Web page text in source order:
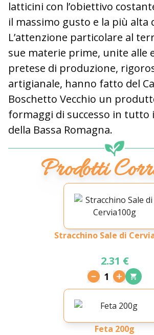
latticini con l’obiettivo
il massimo gusto e la più alta
L’attenzione particolare al
sue materie prime, unite alle
pretese di produzione,
artigianale, hanno fatto del
Boschetto Vecchio un
formaggi di successo in
della Bassa Romagna.
Prodotti
Stracchino Sale di
2.31 €
1
Feta 200g